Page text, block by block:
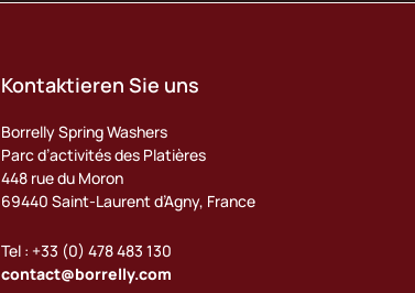
Kontaktieren Sie uns
Borrelly Spring Washers
Parc d’activités des Platières
448 rue du Moron
69440 Saint-Laurent d’Agny, France
Tel : +33 (0) 478 483 130
contact@borrelly.com